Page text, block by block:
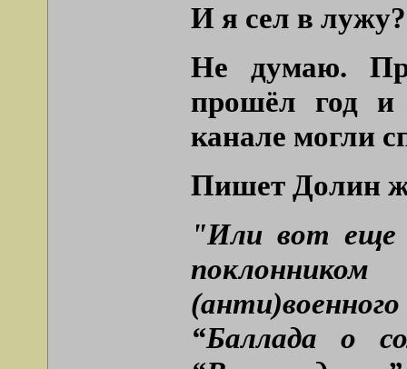
И я сел в лужу?
Не думаю.
прошёл год
канале могли
Пишет Долин
"Или вот еще
“Баллада о